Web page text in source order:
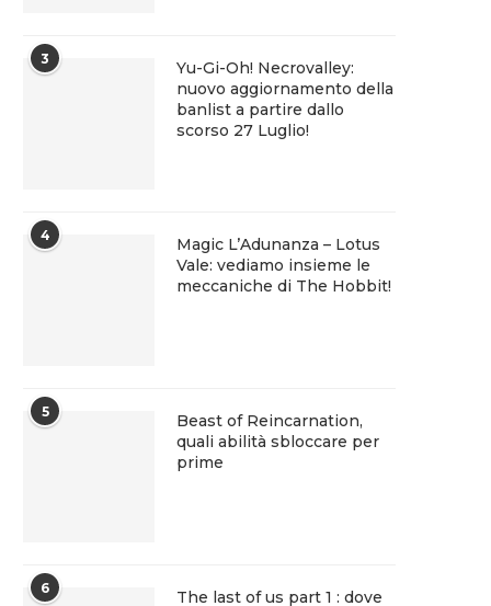
3
Yu-Gi-Oh! Necrovalley:
nuovo aggiornamento della
banlist a partire dallo
scorso 27 Luglio!
4
Magic L’Adunanza – Lotus
Vale: vediamo insieme le
meccaniche di The Hobbit!
5
Beast of Reincarnation,
quali abilità sbloccare per
prime
6
The last of us part 1 : dove